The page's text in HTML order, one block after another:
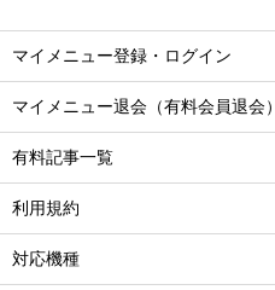
マイメニュー登録・ログイン
マイメニュー退会（有料会員退会）
有料記事一覧
利用規約
対応機種